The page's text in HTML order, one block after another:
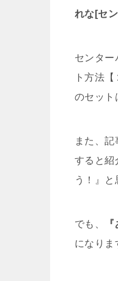
れな[セ
センター
ト方法
のセット
また、
すると紹
う！』と
でも、
になりま